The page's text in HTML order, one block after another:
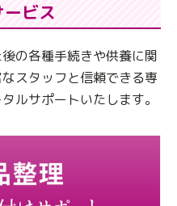
ビス
の各種手続きや供養に関
スタッフと信頼できる専
ルサポートいたします。